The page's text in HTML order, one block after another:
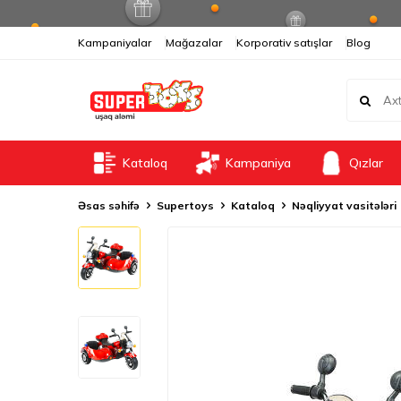
Kampaniyalar Mağazalar Korporativ satışlar Blog
Kataloq Kampaniya Qızlar
Əsas səhifə Supertoys Kataloq Nəqliyyat vasitələri